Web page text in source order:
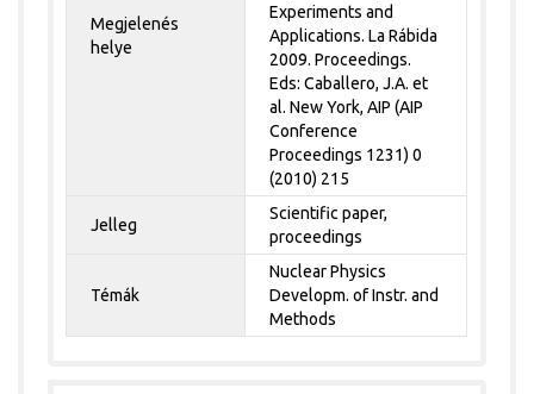
Megjelenés
helye
Experiments and
Applications. La Rábida
2009. Proceedings.
Eds: Caballero, J.A. et
al. New York, AIP (AIP
Conference
Proceedings 1231) 0
(2010) 215
Jelleg
Scientific paper,
proceedings
Témák
Nuclear Physics
Developm. of Instr. and
Methods